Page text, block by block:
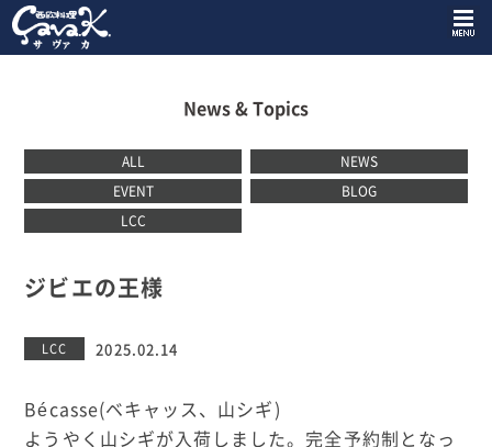
News & Topics
ALL
NEWS
EVENT
BLOG
LCC
ジビエの王様
LCC 2025.02.14
Bécasse(ベキャッス、山シギ)
ようやく山シギが入荷しました。完全予約制となっ